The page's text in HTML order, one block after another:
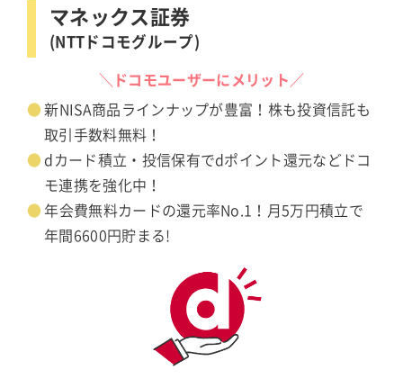
マネックス証券
(NTTドコモグループ)
＼ドコモユーザーにメリット／
新NISA商品ラインナップが豊富！株も投資信託も
取引手数料無料！
dカード積立・投信保有でdポイント還元などドコ
モ連携を強化中！
年会費無料カードの還元率No.1！月5万円積立で
年間6600円貯まる!